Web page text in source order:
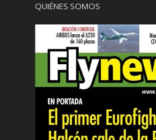
QUIÉNES SOMOS